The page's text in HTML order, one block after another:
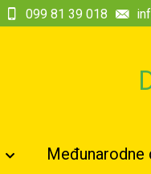
099 81 39 018
Međunarodne